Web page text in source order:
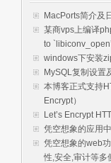
MacPorts简介及
某商vps上编译
to
windows下安装
MySQL复制设置
本博客正式支持
Encrypt）
Let’s Encrypt
凭空想象的应用
凭空想象的web
性,安全,审计等多